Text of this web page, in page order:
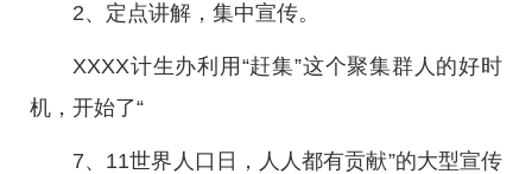
2、定点讲解，集中宣传。
XXXX计生办利用“赶集”这个聚集群人的好时
机，开始了“
7、11世界人口日，人人都有贡献”的大型宣传